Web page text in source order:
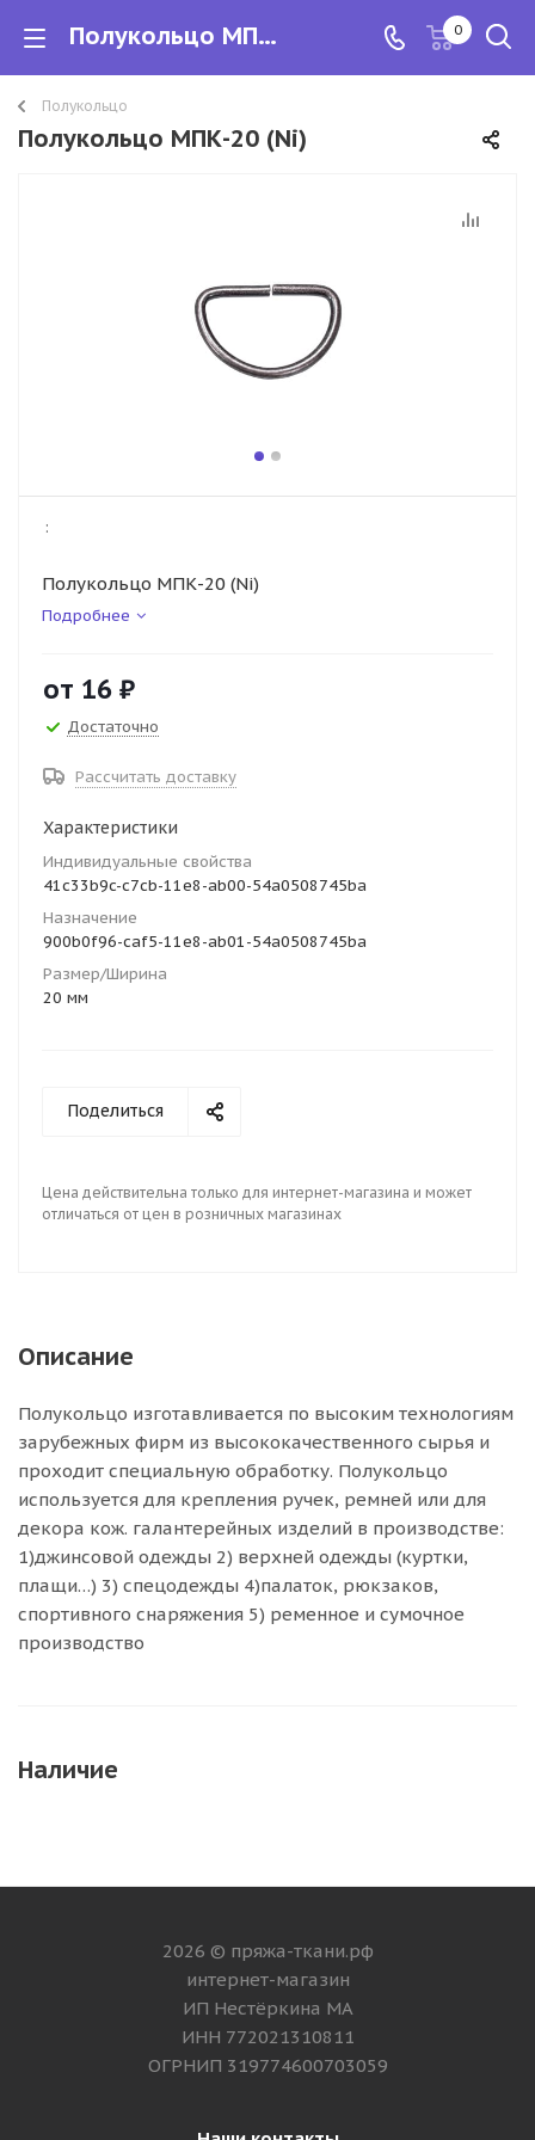
Полукольцо МПК-20 (Ni) 0
Полукольцо
Полукольцо МПК-20 (Ni)
:
Полукольцо МПК-20 (Ni)
Подробнее
от 16 ₽
Достаточно
Рассчитать доставку
Характеристики
Индивидуальные свойства
41c33b9c-c7cb-11e8-ab00-54a0508745ba
Назначение
900b0f96-caf5-11e8-ab01-54a0508745ba
Размер/Ширина
20 мм
Поделиться
Цена действительна только для интернет-магазина и может
отличаться от цен в розничных магазинах
Описание
Полукольцо изготавливается по высоким технологиям
зарубежных фирм из высококачественного сырья и
проходит специальную обработку. Полукольцо
используется для крепления ручек, ремней или для
декора кож. галантерейных изделий в производстве:
1)джинсовой одежды 2) верхней одежды (куртки,
плащи…) 3) спецодежды 4)палаток, рюкзаков,
спортивного снаряжения 5) ременное и сумочное
производство
Наличие
2026 © пряжа-ткани.рф
интернет-магазин
ИП Нестёркина МА
ИНН 772021310811
ОГРНИП 319774600703059